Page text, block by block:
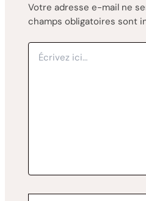
Votre adresse e-mail ne
champs obligatoires sont
Écrivez
ici…